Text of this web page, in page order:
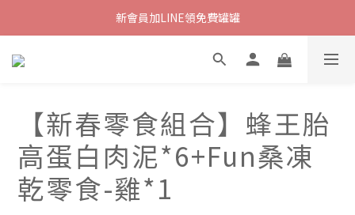
新會員加LINE領免費罐罐
【新春零食組合】蜂王胎
高蛋白肉泥*6+Fun桑凍
乾零食-雞*1